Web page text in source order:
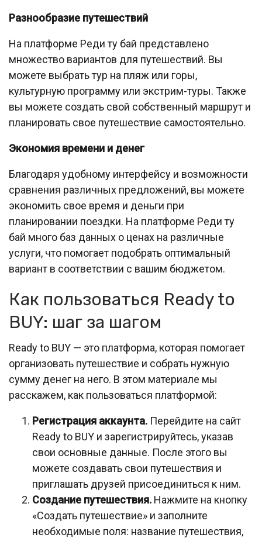
Разнообразие путешествий
На платформе Реди ту бай представлено
множество вариантов для путешествий. Вы
можете выбрать тур на пляж или горы,
культурную программу или экстрим-туры. Также
вы можете создать свой собственный маршрут и
планировать свое путешествие самостоятельно.
Экономия времени и денег
Благодаря удобному интерфейсу и возможности
сравнения различных предложений, вы можете
экономить свое время и деньги при
планировании поездки. На платформе Реди ту
бай много баз данных о ценах на различные
услуги, что помогает подобрать оптимальный
вариант в соответствии с вашим бюджетом.
Как пользоваться Ready to
BUY: шаг за шагом
Ready to BUY — это платформа, которая помогает
организовать путешествие и собрать нужную
сумму денег на него. В этом материале мы
расскажем, как пользоваться платформой:
Регистрация аккаунта. Перейдите на сайт
Ready to BUY и зарегистрируйтесь, указав
свои основные данные. После этого вы
можете создавать свои путешествия и
приглашать друзей присоединиться к ним.
Создание путешествия. Нажмите на кнопку
«Создать путешествие» и заполните
необходимые поля: название путешествия,